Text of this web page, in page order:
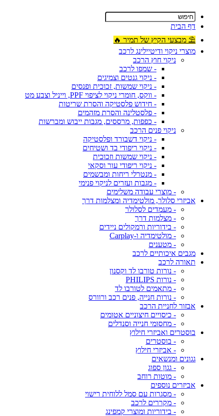
דף הבית
⛱ מבצעי הקיץ של תמיר 🔥
מוצרי ניקוי ודיטיילינג לרכב
ניקוי חוץ הרכב
- שמפו לרכב
- ניקוי גנטים וצמיגים
- ניקוי שמשות, זכוכית ופנסים
- ווקס, חומרי ניקוי לציפוי PPF, וייניל וצבע מט
- חידוש פלסטיקה והסרת שריטות
- פלסטלינה והסרת מזהמים
- כפפות, מרססים, מגבות ייבוש ומברשות
ניקוי פנים הרכב
- ניקוי דשבורד ופלסטיקה
- ניקוי ריפודי בד ושטיחים
- ניקוי שמשות וזכוכית
- ניקוי ריפודי עור וסקאי
- מנטרלי ריחות ומבשמים
- מגבות ועזרים לניקוי פנימי
- מוצרי עבודה משלימים
אביזרי סלולר, מולטימדיה ומצלמות דרך
- מעמדים לסלולר
- מצלמות דרך
- בידוריות ורמקולים ניידים
- מולטימדיה ו-Carplay
- מטענים
מגבים איכותיים לרכב
תאורה לרכב
- נורות טורבו לד וקסנון
- נורות PHILIPS
- מתאמים לטורבו לד
- נורות חנייה, פנים רכב ורוורס
אבזור לחניית הרכב
- כיסויים חיצוניים אטומים
- מחסומי חנייה וסנדלים
בוסטרים ואביזרי חילוץ
- בוסטרים
- אביזרי חילוץ
גגונים ומנשאים
- גגון ספוג
- מוטות רוחב
אביזרים נוספים
- מסגרות עם סמל ללוחית רישוי
- מקררים לרכב
- בידוריות ומוצרי קמפינג